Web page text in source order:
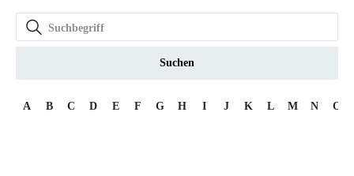
Suchen
A B C D E F G H I J K L M N O